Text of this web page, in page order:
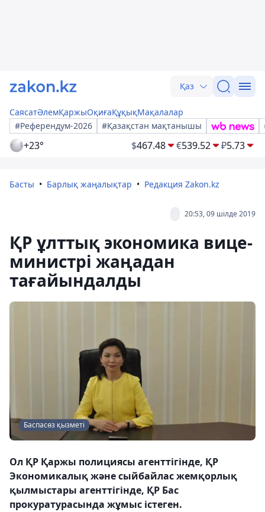
Қаз
СаясатӘлемҚаржыОқиғаҚұқықМақалалар
#Референдум-2026
#Қазақстан мақтанышы
+23° $467.48 €539.52 ₽5.73
Басты Барлық жаңалықтар Редакция Zakon.kz
20:53, 09 шілде 2019
ҚР ұлттық экономика вице-
министрі жаңадан
тағайындалды
Баспасөз қызметі
Ол ҚР Қаржы полициясы агенттігінде, ҚР
Экономикалық және сыйбайлас жемқорлық
қылмыстары агенттігінде, ҚР Бас
прокуратурасында жұмыс істеген.